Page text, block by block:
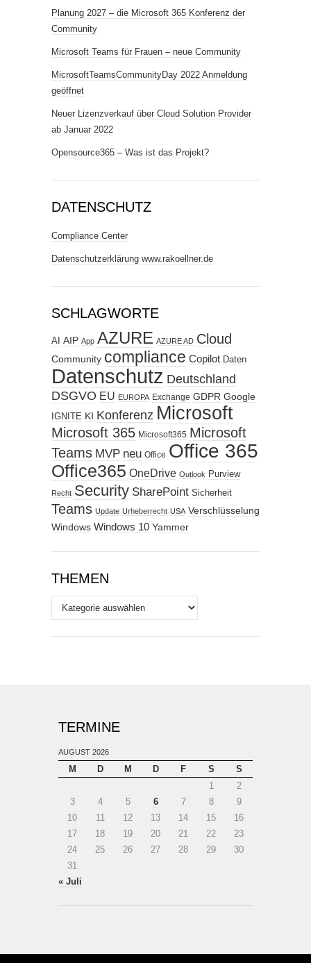
Planung 2027 – die Microsoft 365 Konferenz der
Community
Microsoft Teams für Frauen – neue Community
MicrosoftTeamsCommunityDay 2022 Anmeldung
geöffnet
Neuer Lizenzverkauf über Cloud Solution Provider
ab Januar 2022
Opensource365 – Was ist das Projekt?
DATENSCHUTZ
Compliance Center
Datenschutzerklärung www.rakoellner.de
SCHLAGWORTE
AI AIP App AZURE AZURE AD Cloud
Community compliance Copilot Daten
Datenschutz Deutschland
DSGVO EU EUROPA Exchange GDPR Google
IGNITE KI Konferenz Microsoft
Microsoft 365 Microsoft365 Microsoft
Teams MVP neu Office Office 365
Office365 OneDrive Outlook Purview
Recht Security SharePoint Sicherheit
Teams Update Urheberrecht USA Verschlüsselung
Windows Windows 10 Yammer
THEMEN
Themen
TERMINE
AUGUST 2026
M D M D F S
S
1
2
3
4 5 6 7 8
9
10
11 12 13 14 15
16
17
18 19 20 21 22
23
24
25 26 27 28 29
30
31
« Juli